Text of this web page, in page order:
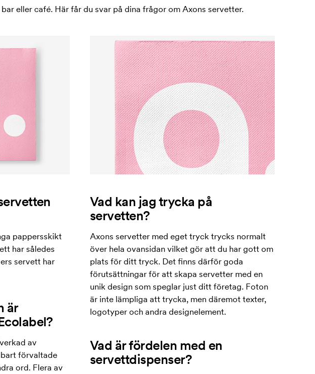
eller café. Här får du svar på dina frågor om Axons servetter.
pappersskikt
har således
servett har
är
av
förvaltade
ord. Flera av
Vad kan jag trycka på
servetten?
Axons servetter med eget tryck trycks normalt
över hela ovansidan vilket gör att du har gott om
plats för ditt tryck. Det finns därför goda
förutsättningar för att skapa servetter med en
unik design som speglar just ditt företag. Foton
är inte lämpliga att trycka, men däremot texter,
logotyper och andra designelement.
Vad är fördelen med en
servettdispenser?